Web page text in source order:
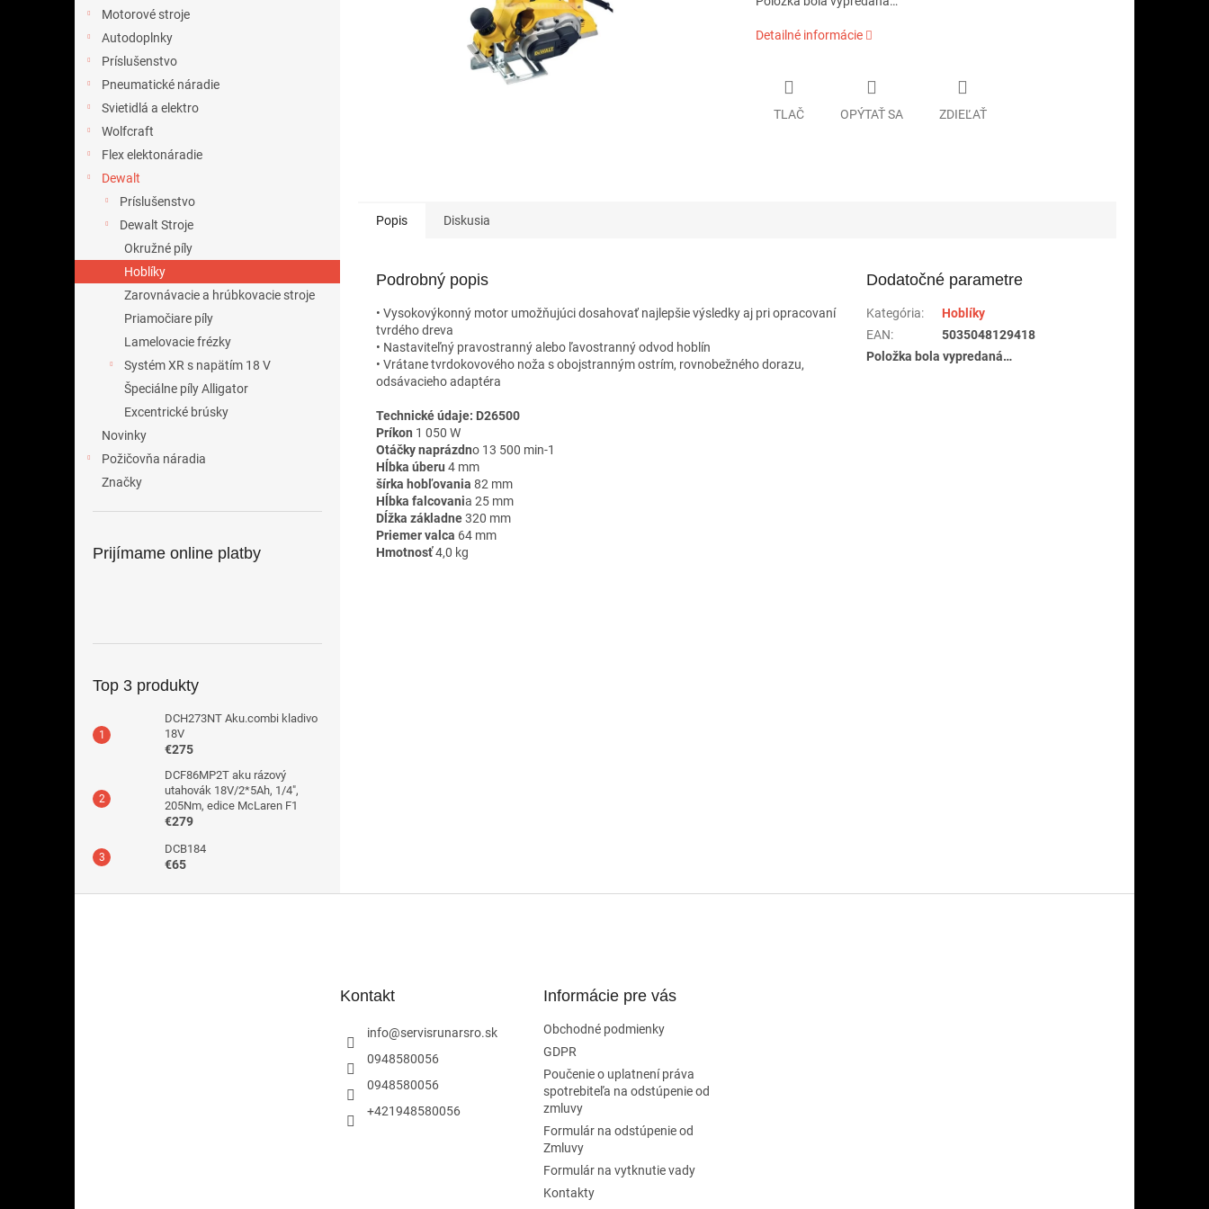
Motorové stroje
Autodoplnky
Príslušenstvo
Pneumatické náradie
Svietidlá a elektro
Wolfcraft
Flex elektonáradie
Dewalt
Príslušenstvo
Dewalt Stroje
Okružné píly
Hoblíky
Zarovnávacie a hrúbkovacie stroje
Priamočiare píly
Lamelovacie frézky
Systém XR s napätím 18 V
Špeciálne píly Alligator
Excentrické brúsky
Novinky
Požičovňa náradia
Značky
Prijímame online platby
Top 3 produkty
DCH273NT Aku.combi kladivo
18V
€275
DCF86MP2T aku rázový
utahovák 18V/2*5Ah, 1/4",
205Nm, edice McLaren F1
€279
DCB184
€65
Detailné informácie
TLAČ OPÝTAŤ SA ZDIEĽAŤ
Popis Diskusia
Podrobný popis
• Vysokovýkonný motor umožňujúci dosahovať najlepšie výsledky aj pri opracovaní
tvrdého dreva
• Nastaviteľný pravostranný alebo ľavostranný odvod hoblín
• Vrátane tvrdokovového noža s obojstranným ostrím, rovnobežného dorazu,
odsávacieho adaptéra
Technické údaje: D26500
Príkon 1 050 W
Otáčky naprázdno 13 500 min-1
Hĺbka úberu 4 mm
šírka hobľovania 82 mm
Hĺbka falcovania 25 mm
Dĺžka základne320 mm
Priemer valca 64 mm
Hmotnosť4,0 kg
Dodatočné parametre
Kategória:
Hoblíky
EAN:
5035048129418
Položka bola vypredaná…
Kontakt
info@servisrunarsro.sk
0948580056
0948580056
+421948580056
Informácie pre vás
Obchodné podmienky
GDPR
Poučenie o uplatnení práva
spotrebiteľa na odstúpenie od
zmluvy
Formulár na odstúpenie od
Zmluvy
Formulár na vytknutie vady
Kontakty